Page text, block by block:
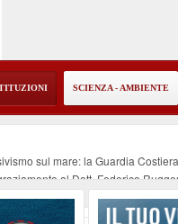
SCIENZA - AMBIENTE
sul mare: la Guardia
al Dott. Federico
riaffiora una testimonianza
stradali -07-08-2026